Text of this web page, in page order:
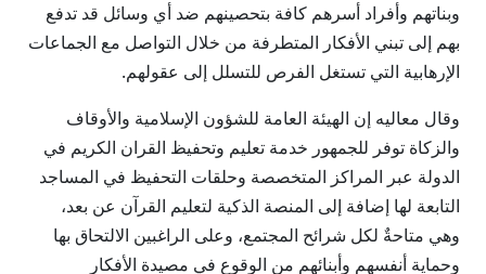
وبناتهم وأفراد أسرهم كافة بتحصينهم ضد أي وسائل قد تدفع
بهم إلى تبني الأفكار المتطرفة من خلال التواصل مع الجماعات
الإرهابية التي تستغل الفرص للتسلل إلى عقولهم.
وقال معاليه إن الهيئة العامة للشؤون الإسلامية والأوقاف
والزكاة توفر للجمهور خدمة تعليم وتحفيظ القران الكريم في
الدولة عبر المراكز المتخصصة وحلقات التحفيظ في المساجد
التابعة لها إضافة إلى المنصة الذكية لتعليم القرآن عن بعد،
وهي متاحةٌ لكل شرائح المجتمع، وعلى الراغبين الالتحاق بها
وحماية أنفسهم وأبنائهم من الوقوع في مصيدة الأفكار